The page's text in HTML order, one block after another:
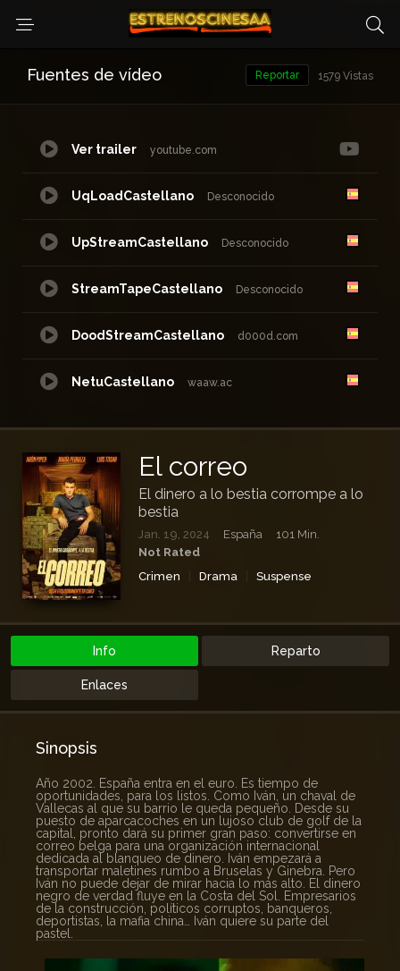
Fuentes de vídeo 1579 Vistas
Reportar
Ver trailer youtube.com
UqLoadCastellano Desconocido
UpStreamCastellano Desconocido
StreamTapeCastellano Desconocido
DoodStreamCastellano d000d.com
NetuCastellano waaw.ac
El correo
El dinero a lo bestia corrompe a lo
bestia
Jan. 19, 2024 España
101 Min.
Not Rated
Crimen
Drama Suspense
Info Reparto
Enlaces
Sinopsis
Año 2002. España entra en el euro. Es tiempo de
oportunidades, para los listos. Como Iván, un chaval de
Vallecas al que su barrio le queda pequeño. Desde su
puesto de aparcacoches en un lujoso club de golf de la
capital, pronto dará su primer gran paso: convertirse en
correo belga para una organización internacional
dedicada al blanqueo de dinero. Iván empezará a
transportar maletines rumbo a Bruselas y Ginebra. Pero
Iván no puede dejar de mirar hacia lo más alto. El dinero
negro de verdad fluye en la Costa del Sol. Empresarios
de la construcción, políticos corruptos, banqueros,
deportistas, la mafia china… Iván quiere su parte del
pastel.